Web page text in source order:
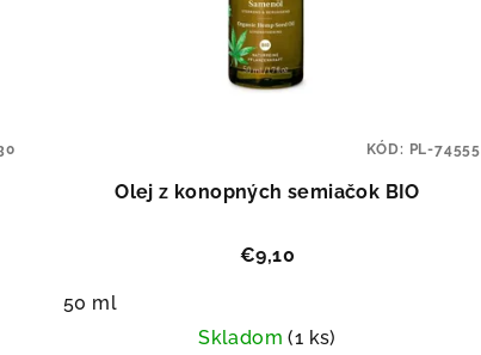
Olej z konopných semiačok BIO
€9,10
50 ml
Skladom(1 ks)
KÓD: PL-74555